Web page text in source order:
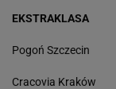
EKSTRAKLASA
Pogoń Szczecin
Cracovia Kraków